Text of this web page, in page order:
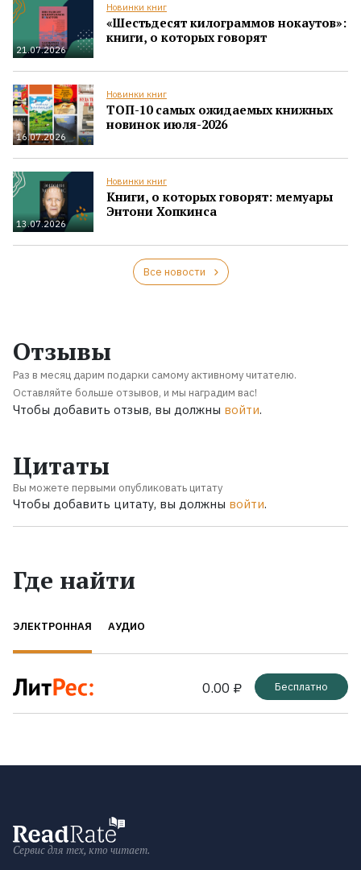
21.07.2026
Новинки книг
«Шестьдесят килограммов нокаутов»:
книги, о которых говорят
16.07.2026
Новинки книг
ТОП-10 самых ожидаемых книжных
новинок июля-2026
13.07.2026
Новинки книг
Книги, о которых говорят: мемуары
Энтони Хопкинса
Все новости
Отзывы
Раз в месяц дарим подарки самому активному читателю.
Оставляйте больше отзывов, и мы наградим вас!
Чтобы добавить отзыв, вы должны войти.
Цитаты
Вы можете первыми опубликовать цитату
Чтобы добавить цитату, вы должны войти.
Где найти
ЭЛЕКТРОННАЯ АУДИО
0.00 ₽ Бесплатно
Сервис для тех, кто читает.